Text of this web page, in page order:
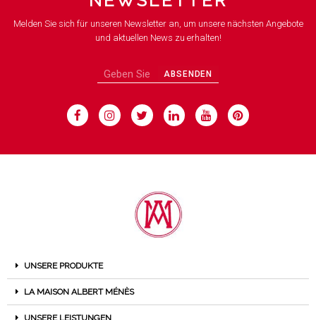
Melden Sie sich für unseren Newsletter an, um unsere nächsten Angebote
und aktuellen News zu erhalten!
ABSENDEN
UNSERE PRODUKTE
LA MAISON ALBERT MÉNÈS